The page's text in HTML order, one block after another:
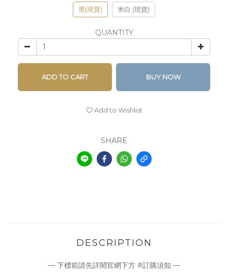
黑(現貨) 米白 (現貨)
QUANTITY
ADD TO CART BUY NOW
Add to Wishlist
SHARE
DESCRIPTION
— 下標前請先詳閱官網下方 #訂購須知 —